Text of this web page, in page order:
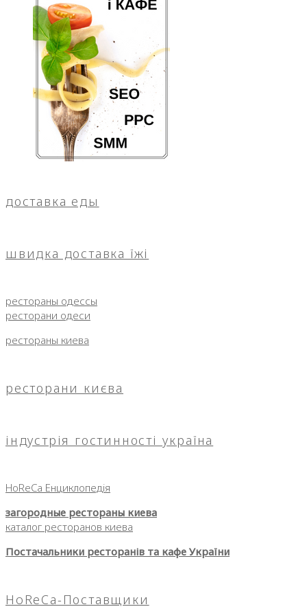
доставка еды
швидка доставка їжі
рестораны одессы
ресторани одеси
рестораны киева
ресторани києва
індустрія гостинності україна
HoReCa Енциклопедія
загородные рестораны киева
каталог ресторанов киева
Постачальники ресторанів та кафе України
HoReCa-Поставщики